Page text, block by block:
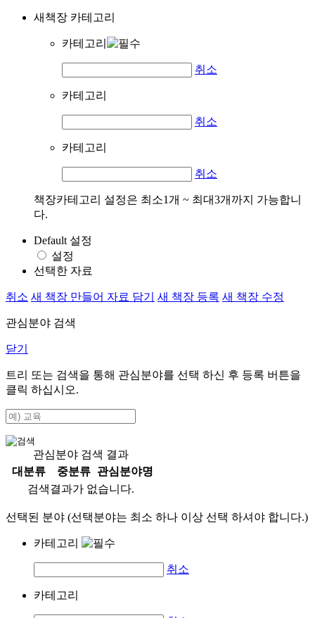
새책장 카테고리
카테고리
취소
카테고리
취소
카테고리
취소
책장카테고리 설정은 최소1개 ~ 최대3개까지 가능합니
다.
Default 설정
설정
선택한 자료
취소 새 책장 만들어 자료 담기 새 책장 등록 새 책장 수정
관심분야 검색
닫기
트리 또는 검색을 통해 관심분야를 선택 하신 후 등록 버튼을
클릭 하십시오.
관심분야 검색 결과
대분류
중분류
관심분야명
검색결과가 없습니다.
선택된 분야 (선택분야는 최소 하나 이상 선택 하셔야 합니다.)
카테고리
취소
카테고리